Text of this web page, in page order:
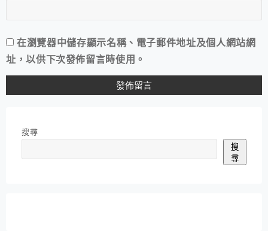
在瀏覽器中儲存顯示名稱、電子郵件地址及個人網站網
址，以供下次發佈留言時使用。
搜尋
搜
尋